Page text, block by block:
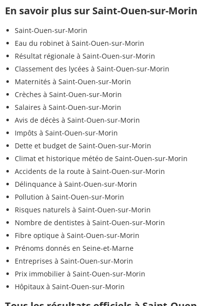
En savoir plus sur Saint-Ouen-sur-Morin
Saint-Ouen-sur-Morin
Eau du robinet à Saint-Ouen-sur-Morin
Résultat régionale à Saint-Ouen-sur-Morin
Classement des lycées à Saint-Ouen-sur-Morin
Maternités à Saint-Ouen-sur-Morin
Crèches à Saint-Ouen-sur-Morin
Salaires à Saint-Ouen-sur-Morin
Avis de décès à Saint-Ouen-sur-Morin
Impôts à Saint-Ouen-sur-Morin
Dette et budget de Saint-Ouen-sur-Morin
Climat et historique météo de Saint-Ouen-sur-Morin
Accidents de la route à Saint-Ouen-sur-Morin
Délinquance à Saint-Ouen-sur-Morin
Pollution à Saint-Ouen-sur-Morin
Risques naturels à Saint-Ouen-sur-Morin
Nombre de dentistes à Saint-Ouen-sur-Morin
Fibre optique à Saint-Ouen-sur-Morin
Prénoms donnés en Seine-et-Marne
Entreprises à Saint-Ouen-sur-Morin
Prix immobilier à Saint-Ouen-sur-Morin
Hôpitaux à Saint-Ouen-sur-Morin